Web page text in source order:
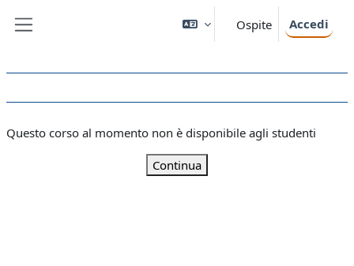
Ospite Accedi
Questo corso al momento non è disponibile agli studenti
Continua